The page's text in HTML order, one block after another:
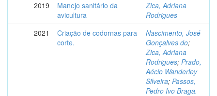
2019
Manejo sanitário da
avicultura
Zica, Adriana
Rodrigues
2021
Criação de codornas para
corte.
Nascimento, José
Gonçalves do;
Zica, Adriana
Rodrigues; Prado,
Aécio Wanderley
Silveira; Passos,
Pedro Ivo Braga.